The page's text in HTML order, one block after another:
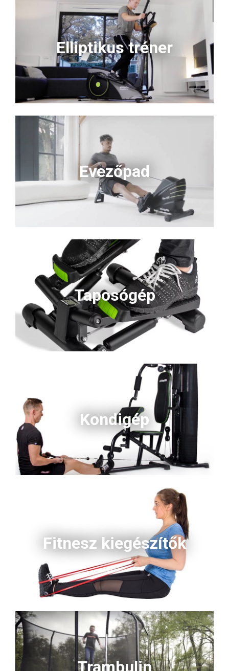
Elliptikus tréner
Evezőpad
Taposógép
Kondigép
Fitnesz kiegészítők
Trambulin